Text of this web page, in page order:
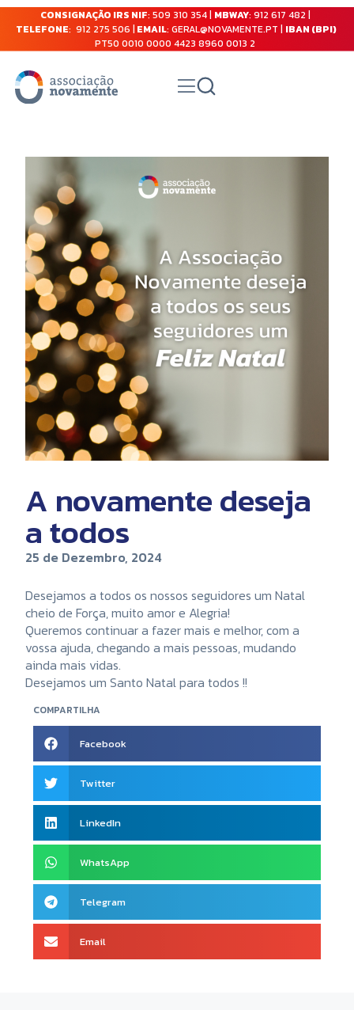
CONSIGNAÇÃO IRS NIF: 509 310 354 | MBWAY: 912 617 482 |
TELEFONE: 912 275 506 | EMAIL: GERAL@NOVAMENTE.PT | IBAN (BPI)
PT50 0010 0000 4423 8960 0013 2
COMPARTILHA
Facebook
Twitter
LinkedIn
WhatsApp
Telegram
Email
A novamente deseja
a todos
25 de Dezembro, 2024
Desejamos a todos os nossos seguidores um Natal
cheio de Força, muito amor e Alegria!
Queremos continuar a fazer mais e melhor, com a
vossa ajuda, chegando a mais pessoas, mudando
ainda mais vidas.
Desejamos um Santo Natal para todos !!